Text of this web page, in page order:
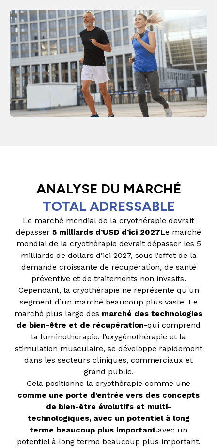
ANALYSE DU MARCHÉ
TOTAL ADRESSABLE
Le marché mondial de la cryothérapie devrait
dépasser 5 milliards d’USD d’ici 2027Le marché
mondial de la cryothérapie devrait dépasser les 5
milliards de dollars d’ici 2027, sous l’effet de la
demande croissante de récupération, de santé
préventive et de traitements non invasifs.
Cependant, la cryothérapie ne représente qu’un
segment d’un marché beaucoup plus vaste. Le
marché plus large des marché des technologies
de bien-être et de récupération-qui comprend
la luminothérapie, l’oxygénothérapie et la
stimulation musculaire, se développe rapidement
dans les secteurs cliniques, commerciaux et
grand public.
Cela positionne la cryothérapie comme une
comme une porte d’entrée vers des concepts
de bien-être évolutifs et multi-
technologiques, avec un potentiel à long
terme beaucoup plus important.avec un
potentiel à long terme beaucoup plus important.